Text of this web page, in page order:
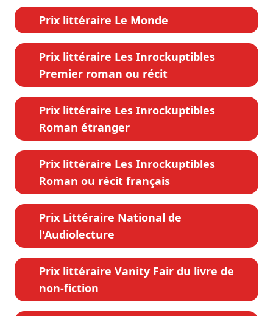
Prix littéraire Le Monde
Prix littéraire Les Inrockuptibles
Premier roman ou récit
Prix littéraire Les Inrockuptibles
Roman étranger
Prix littéraire Les Inrockuptibles
Roman ou récit français
Prix Littéraire National de
l'Audiolecture
Prix littéraire Vanity Fair du livre de
non-fiction